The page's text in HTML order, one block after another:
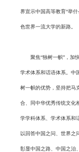
界宣示中国高等教育“举
色世界一流大学的新路。
聚焦“独树一帜”，加
学术体系和话语体系。中
树一帜的优势，坚持把马
合、同中华优秀传统文化
学学科体系、学术体系和
以回答中国之问、世界之
彰显中国之路、中国之治